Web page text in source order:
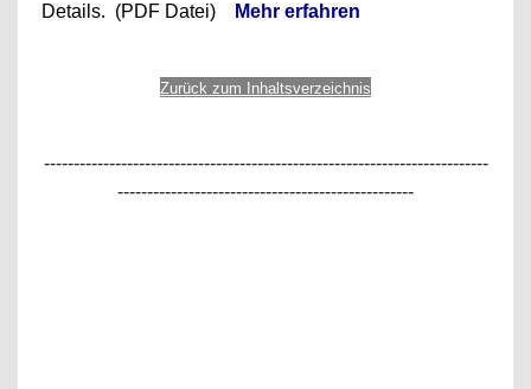
Details. (PDF Datei)
Mehr erfahren
Zurück zum Inhaltsverzeichnis
---------------------------------------------------------------------------
--------------------------------------------------